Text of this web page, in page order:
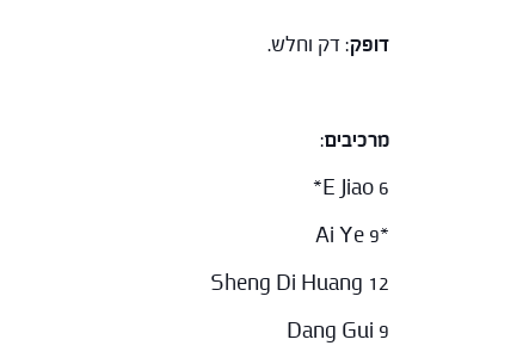
דופק: דק וחלש.
מרכיבים:
E Jiao 6*
*Ai Ye 9
Sheng Di Huang 12
Dang Gui 9